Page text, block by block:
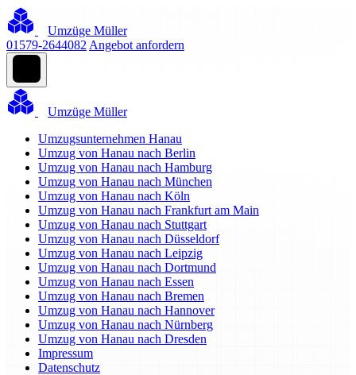
Umzüge Müller
01579-2644082 Angebot anfordern
Umzüge Müller
Umzugsunternehmen Hanau
Umzug von Hanau nach Berlin
Umzug von Hanau nach Hamburg
Umzug von Hanau nach München
Umzug von Hanau nach Köln
Umzug von Hanau nach Frankfurt am Main
Umzug von Hanau nach Stuttgart
Umzug von Hanau nach Düsseldorf
Umzug von Hanau nach Leipzig
Umzug von Hanau nach Dortmund
Umzug von Hanau nach Essen
Umzug von Hanau nach Bremen
Umzug von Hanau nach Hannover
Umzug von Hanau nach Nürnberg
Umzug von Hanau nach Dresden
Impressum
Datenschutz